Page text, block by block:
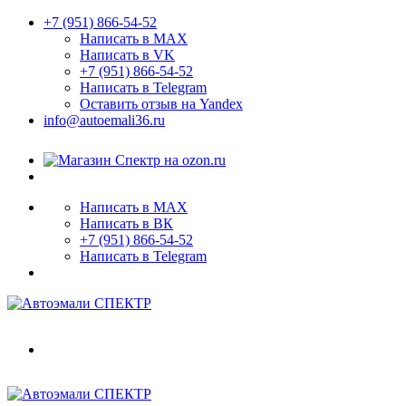
+7 (951) 866-54-52
Написать в MAX
Написать в VK
+7 (951) 866-54-52
Написать в Telegram
Оставить отзыв на Yandex
info@autoemali36.ru
Написать в MAX
Написать в ВК
+7 (951) 866-54-52
Написать в Telegram